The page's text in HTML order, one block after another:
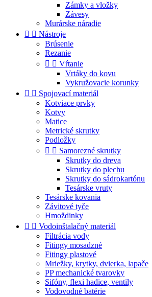
Zámky a vložky
Závesy
Murárske náradie
  Nástroje
Brúsenie
Rezanie
  Vŕtanie
Vrtáky do kovu
Vykružovacie korunky
  Spojovací materiál
Kotviace prvky
Kotvy
Matice
Metrické skrutky
Podložky
  Samorezné skrutky
Skrutky do dreva
Skrutky do plechu
Skrutky do sádrokartónu
Tesárske vruty
Tesárske kovania
Závitové tyče
Hmoždinky
  Vodoinštalačný materiál
Filtrácia vody
Fitingy mosadzné
Fitingy plastové
Mriežky, krytky, dvierka, lapače
PP mechanické tvarovky
Sifóny, flexi hadice, ventily
Vodovodné batérie